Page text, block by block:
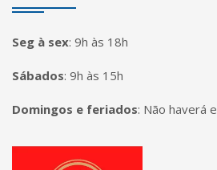
Seg à sex: 9h às 18h
Sábados: 9h às 15h
Domingos e feriados: Não haverá
Página inicial